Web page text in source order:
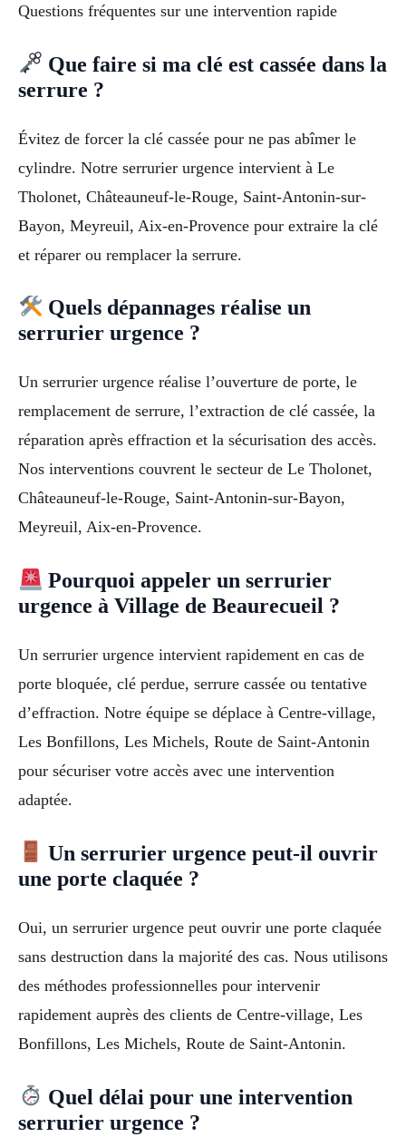
Questions fréquentes sur une intervention rapide
Que faire si ma clé est cassée dans la
serrure ?
Évitez de forcer la clé cassée pour ne pas abîmer le
cylindre. Notre serrurier urgence intervient à Le
Tholonet, Châteauneuf-le-Rouge, Saint-Antonin-sur-
Bayon, Meyreuil, Aix-en-Provence pour extraire la clé
et réparer ou remplacer la serrure.
Quels dépannages réalise un
serrurier urgence ?
Un serrurier urgence réalise l’ouverture de porte, le
remplacement de serrure, l’extraction de clé cassée, la
réparation après effraction et la sécurisation des accès.
Nos interventions couvrent le secteur de Le Tholonet,
Châteauneuf-le-Rouge, Saint-Antonin-sur-Bayon,
Meyreuil, Aix-en-Provence.
Pourquoi appeler un serrurier
urgence à Village de Beaurecueil ?
Un serrurier urgence intervient rapidement en cas de
porte bloquée, clé perdue, serrure cassée ou tentative
d’effraction. Notre équipe se déplace à Centre-village,
Les Bonfillons, Les Michels, Route de Saint-Antonin
pour sécuriser votre accès avec une intervention
adaptée.
Un serrurier urgence peut-il ouvrir
une porte claquée ?
Oui, un serrurier urgence peut ouvrir une porte claquée
sans destruction dans la majorité des cas. Nous utilisons
des méthodes professionnelles pour intervenir
rapidement auprès des clients de Centre-village, Les
Bonfillons, Les Michels, Route de Saint-Antonin.
Quel délai pour une intervention
serrurier urgence ?